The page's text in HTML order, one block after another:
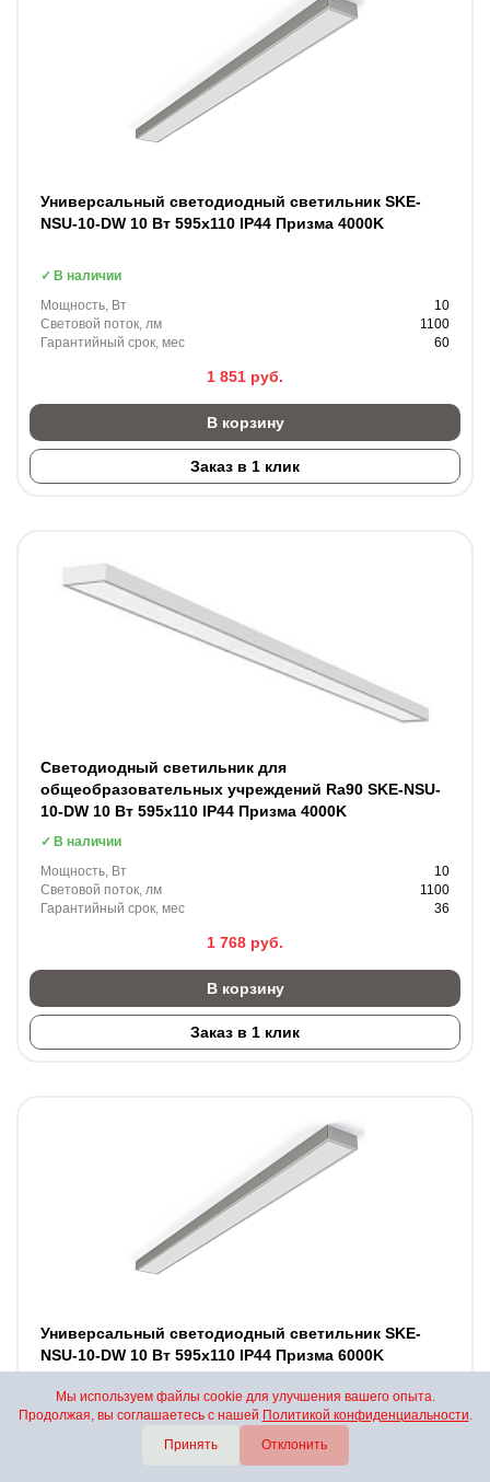
Универсальный светодиодный светильник SKE-
NSU-10-DW 10 Вт 595x110 IP44 Призма 4000K
В наличии
Мощность, Вт
10
Световой поток, лм
1100
Гарантийный срок, мес
60
1 851 руб.
В корзину
Заказ в 1 клик
Светодиодный светильник для
общеобразовательных учреждений Ra90 SKE-NSU-
10-DW 10 Вт 595x110 IP44 Призма 4000K
В наличии
Мощность, Вт
10
Световой поток, лм
1100
Гарантийный срок, мес
36
1 768 руб.
В корзину
Заказ в 1 клик
Универсальный светодиодный светильник SKE-
NSU-10-DW 10 Вт 595x110 IP44 Призма 6000K
Мы используем файлы cookie для улучшения вашего опыта.
Продолжая, вы соглашаетесь с нашей Политикой конфиденциальности.
Принять
Отклонить